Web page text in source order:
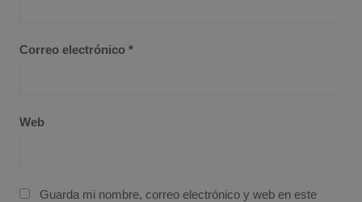
Correo electrónico *
Web
Guarda mi nombre, correo electrónico y web en este